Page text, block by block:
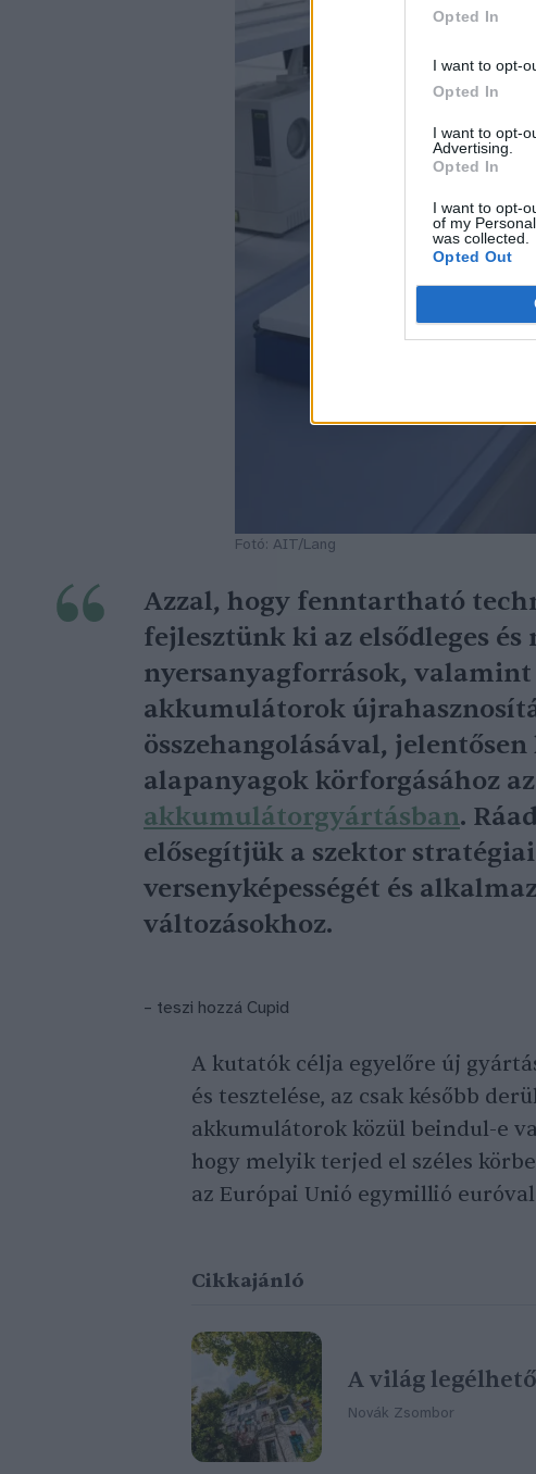
Opted In
I want to opt-
Opted In
I want to opt-
Advertising.
Opted In
I want to opt-
of my
was collected.
Opted Out
Fotó: AIT/Lang
Azzal, hogy fenntartható
fejlesztünk ki az elsődleges és
nyersanyagforrások,
akkumulátorok
összehangolásával,
alapanyagok körforgásához az
akkumulátorgyártásban.
elősegítjük a szektor
versenyképességét és
változásokhoz.
– teszi hozzá Cupid
A kutatók célja egyelőre új
és tesztelése, az csak később
akkumulátorok közül beindul-e
hogy melyik terjed el széles
az Európai Unió egymillió
Cikkajánló
A világ
Novák Zsombor